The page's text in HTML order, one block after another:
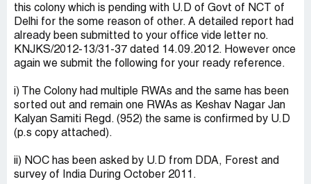
this colony which is pending with U.D of Govt of NCT of
Delhi for the some reason of other. A detailed report had
already been submitted to your office vide letter no.
KNJKS/2012-13/31-37 dated 14.09.2012. However once
again we submit the following for your ready reference.
i) The Colony had multiple RWAs and the same has been
sorted out and remain one RWAs as Keshav Nagar Jan
Kalyan Samiti Regd. (952) the same is confirmed by U.D
(p.s copy attached).
ii) NOC has been asked by U.D from DDA, Forest and
survey of India During October 2011.